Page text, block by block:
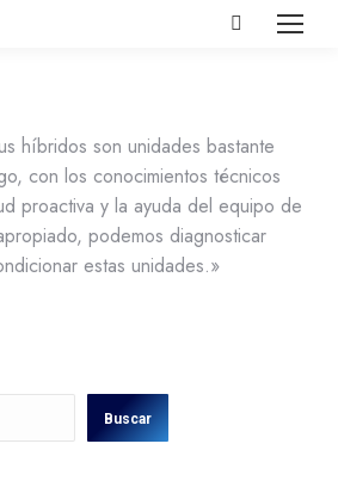
Buscar:
híbridos son unidades bastante
con los conocimientos técnicos
proactiva y la ayuda del equipo de
podemos diagnosticar
estas unidades.»
Buscar